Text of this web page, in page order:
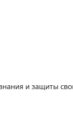
и защиты